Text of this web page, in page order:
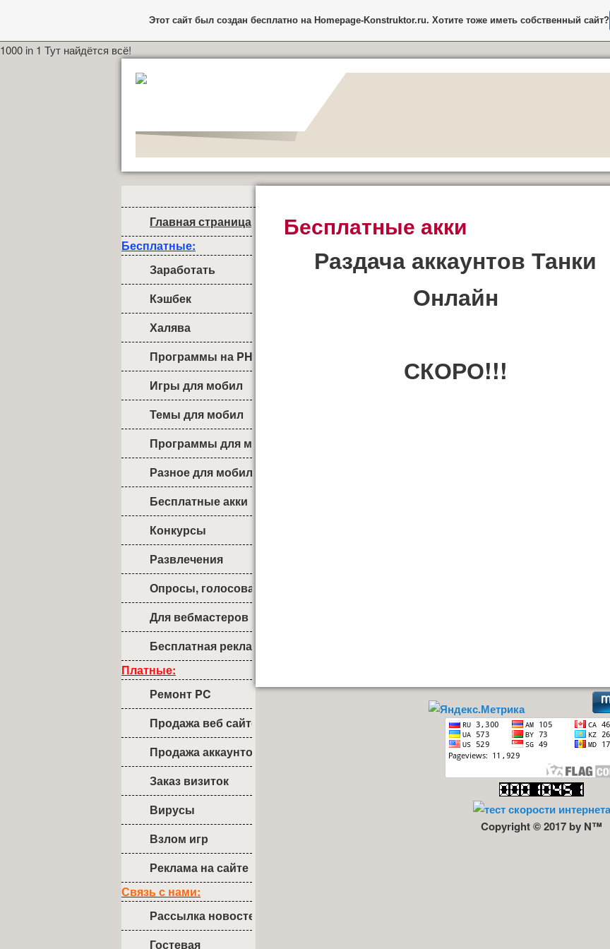
1000 in 1 Тут найдётся всё!
Главная страница
Бесплатные:
Заработать
Кэшбек
Халява
Программы на PHP
Игры для мобил
Темы для мобил
Программы для мобил
Разное для мобил
Бесплатные акки
Конкурсы
Развлечения
Опросы, голосования
Для вебмастеров
Бесплатная реклама
Платные:
Ремонт PC
Продажа веб сайтов
Продажа аккаунтов
Заказ визиток
Вирусы
Взлом игр
Реклама на сайте
Связь с нами:
Рассылка новостей
Гостевая
Бесплатные акки
Раздача аккаунтов Танки
Онлайн
СКОРО!!!
Copyright © 2017 by N™
Этот сайт был создан бесплатно на Homepage-Konstruktor.ru. Хотите тоже иметь собственный сайт?